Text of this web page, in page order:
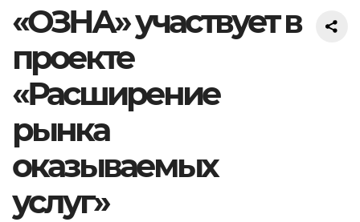
«ОЗНА» участвует в
проекте
«Расширение
рынка
оказываемых
услуг»